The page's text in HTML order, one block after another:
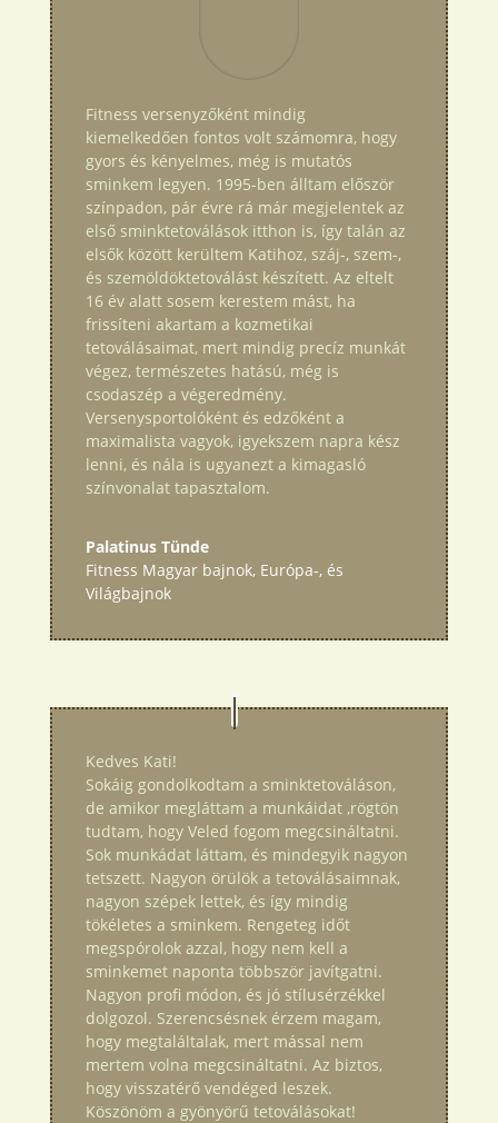
Fitness versenyzőként mindig
kiemelkedően fontos volt számomra, hogy
gyors és kényelmes, még is mutatós
sminkem legyen. 1995-ben álltam először
színpadon, pár évre rá már megjelentek az
első sminktetoválások itthon is, így talán az
elsők között kerültem Katihoz, száj-, szem-,
és szemöldöktetoválást készített. Az eltelt
16 év alatt sosem kerestem mást, ha
frissíteni akartam a kozmetikai
tetoválásaimat, mert mindig precíz munkát
végez, természetes hatású, még is
csodaszép a végeredmény.
Versenysportolóként és edzőként a
maximalista vagyok, igyekszem napra kész
lenni, és nála is ugyanezt a kimagasló
színvonalat tapasztalom.
Palatinus Tünde
Fitness Magyar bajnok, Európa-, és
Világbajnok
Kedves Kati!
Sokáig gondolkodtam a sminktetováláson,
de amikor megláttam a munkáidat ,rögtön
tudtam, hogy Veled fogom megcsináltatni.
Sok munkádat láttam, és mindegyik nagyon
tetszett. Nagyon örülök a tetoválásaimnak,
nagyon szépek lettek, és így mindig
tökéletes a sminkem. Rengeteg időt
megspórolok azzal, hogy nem kell a
sminkemet naponta többször javítgatni.
Nagyon profi módon, és jó stílusérzékkel
dolgozol. Szerencsésnek érzem magam,
hogy megtaláltalak, mert mással nem
mertem volna megcsináltatni. Az biztos,
hogy visszatérő vendéged leszek.
Köszönöm a gyönyörű tetoválásokat!